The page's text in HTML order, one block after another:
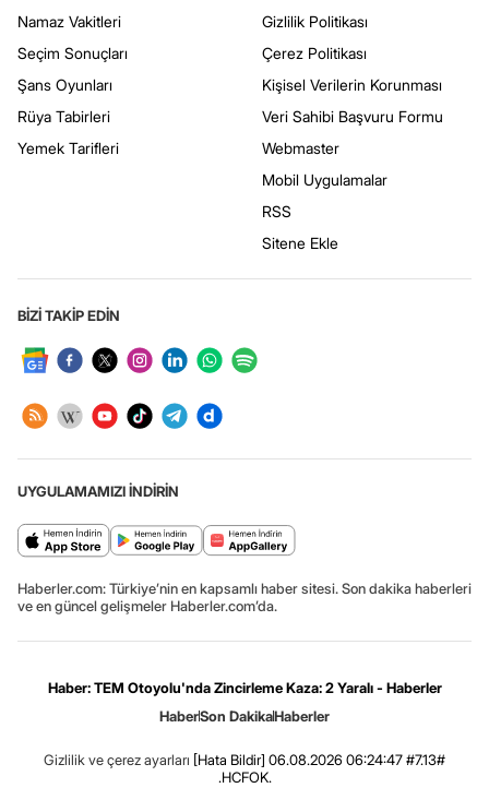
Namaz Vakitleri
Seçim Sonuçları
Şans Oyunları
Rüya Tabirleri
Yemek Tarifleri
Gizlilik Politikası
Çerez Politikası
Kişisel Verilerin Korunması
Veri Sahibi Başvuru Formu
Webmaster
Mobil Uygulamalar
RSS
Sitene Ekle
BİZİ TAKİP EDİN
UYGULAMAMIZI İNDİRİN
Haberler.com: Türkiye’nin en kapsamlı haber sitesi. Son dakika haberleri
ve en güncel gelişmeler Haberler.com’da.
Haber: TEM Otoyolu'nda Zincirleme Kaza: 2 Yaralı - Haberler
HaberSon DakikaHaberler
Gizlilik ve çerez ayarları [Hata Bildir] 06.08.2026 06:24:47 #7.13#
.HCFOK.